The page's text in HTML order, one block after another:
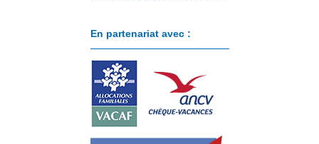
En partenariat avec :